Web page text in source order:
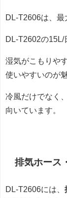
DL-T2606は、最
DL-T2602の15L/
湿気がこもりや
使いやすいのが
冷風だけでなく、
向いています。
排気ホース
DL-T2606には、